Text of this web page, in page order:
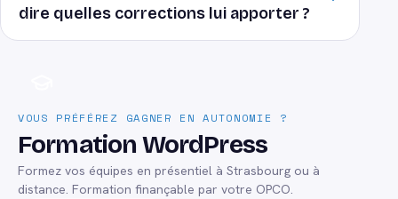
dire quelles corrections lui apporter ?
VOUS PRÉFÉREZ GAGNER EN AUTONOMIE ?
Formation WordPress
Formez vos équipes en présentiel à Strasbourg ou à
distance. Formation finançable par votre OPCO.